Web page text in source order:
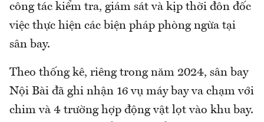
công tác kiểm tra, giám sát và kịp thời đôn đốc
việc thực hiện các biện pháp phòng ngừa tại
sân bay.
Theo thống kê, riêng trong năm 2024, sân bay
Nội Bài đã ghi nhận 16 vụ máy bay va chạm với
chim và 4 trường hợp động vật lọt vào khu bay.